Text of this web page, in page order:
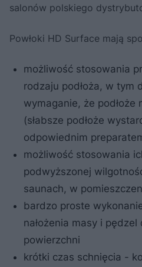
salonów polskiego
Powłoki HD Surface mają
możliwość stosowania
rodzaju podłoża, w tym
wymaganie, że podłoże
(słabsze podłoże
odpowiednim
możliwość stosowania
podwyższonej
saunach, w
bardzo proste
nałożenia masy i
powierzchni
krótki czas schnięcia -